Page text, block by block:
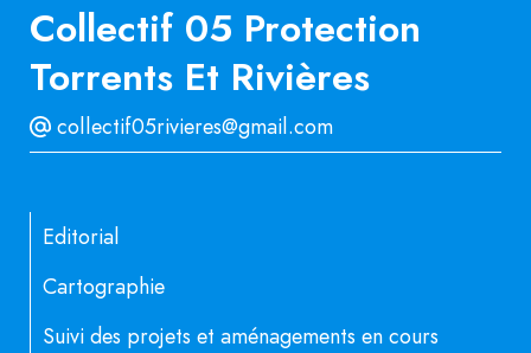
Collectif 05 Protection
Torrents Et Rivières
collectif05rivieres@gmail.com
Editorial
Cartographie
Suivi des projets et aménagements en cours